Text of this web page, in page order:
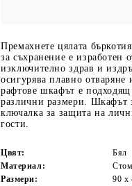
Премахнете цялата
за съхранение е изработен
изключително здрав и
осигурява плавно отваряне
рафтове шкафът е
различни размери. Шкафът
ключалка за защита на
гости.
Цвят:
Бял
Материал:
Размери:
90 x